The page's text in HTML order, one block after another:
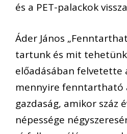
és a PET-palackok
Áder János
tartunk és mit
előadásában felvetette
mennyire fenntartható
gazdaság, amikor száz
népessége